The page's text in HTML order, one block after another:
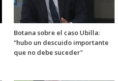
Botana sobre el caso Ubilla:
“hubo un descuido importante
que no debe suceder"